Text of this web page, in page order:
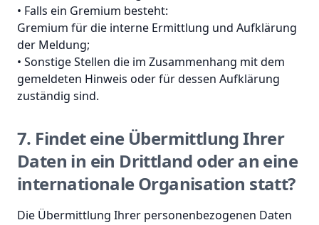
• Falls ein Gremium besteht:
Gremium für die interne Ermittlung und Aufklärung
der Meldung;
• Sonstige Stellen die im Zusammenhang mit dem
gemeldeten Hinweis oder für dessen Aufklärung
zuständig sind.
7. Findet eine Übermittlung Ihrer
Daten in ein Drittland oder an eine
internationale Organisation statt?
Die Übermittlung Ihrer personenbezogenen Daten